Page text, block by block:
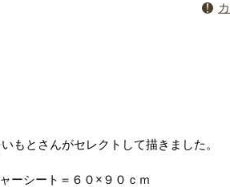
もとさんがセレクトして描きました。
ーシート＝６０×９０ｃｍ